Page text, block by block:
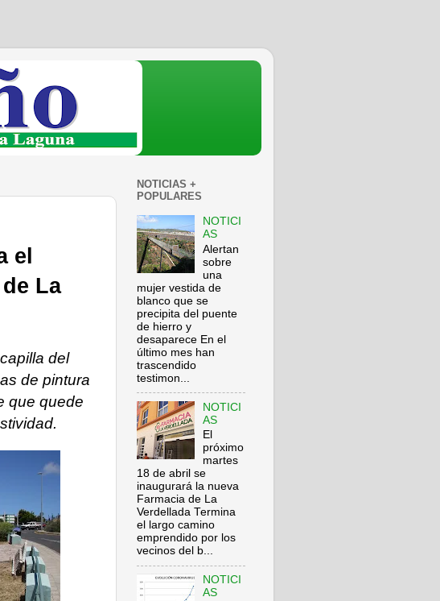
el
La
del
de pintura
que quede
NOTICIAS +
POPULARES
NOTICI
AS
Alertan
sobre
una
mujer vestida de
blanco que se
precipita del puente
de hierro y
desaparece En el
último mes han
trascendido
testimon...
NOTICI
AS
El
próximo
martes
18 de abril se
inaugurará la nueva
Farmacia de La
Verdellada Termina
el largo camino
emprendido por los
vecinos del b...
NOTICI
AS